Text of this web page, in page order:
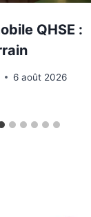
QHSE :
6 août 2026